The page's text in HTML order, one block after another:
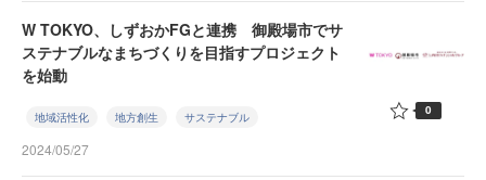
W TOKYO、しずおかFGと連携 御殿場市でサ
ステナブルなまちづくりを目指すプロジェクト
を始動
地域活性化 地方創生 サステナブル
2024/05/27
0